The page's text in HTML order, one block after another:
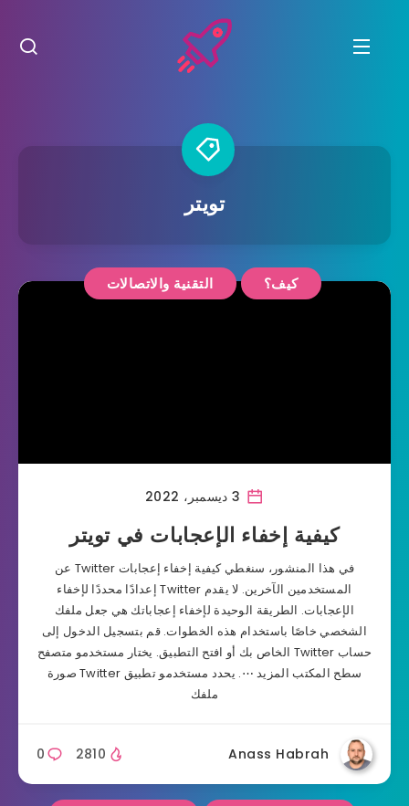
تويتر
كيف؟ التقنية والاتصالات
كيفية إخفاء الإعجابات في تويتر
في هذا المنشور، سنغطي كيفية إخفاء إعجابات Twitter عن
المستخدمين الآخرين. لا يقدم Twitter إعدادًا محددًا لإخفاء
الإعجابات. الطريقة الوحيدة لإخفاء إعجاباتك هي جعل ملفك
الشخصي خاصًا باستخدام هذه الخطوات. قم بتسجيل الدخول إلى
حساب Twitter الخاص بك أو افتح التطبيق. يختار مستخدمو متصفح
سطح المكتب المزيد ⋯. يحدد مستخدمو تطبيق Twitter صورة
ملفك
Anass Habrah
0 2810